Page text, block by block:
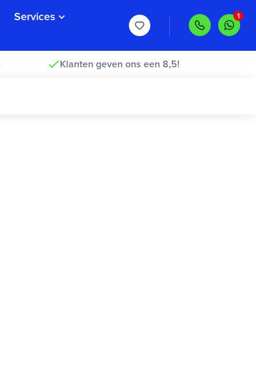
Services
Klanten geven ons een 8,5!